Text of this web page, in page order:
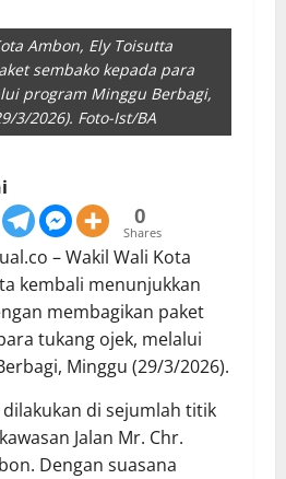
Ambon, Ely Toisutta
sembako kepada para
program Minggu Berbagi,
3/2026). Foto-Ist/BA
0
Shares
– Wakil Wali Kota
kembali menunjukkan
membagikan paket
tukang ojek, melalui
Minggu (29/3/2026).
di sejumlah titik
Jalan Mr. Chr.
Dengan suasana